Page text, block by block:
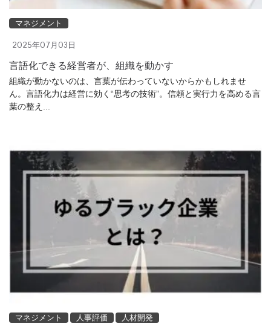
マネジメント
2025年07月03日
言語化できる経営者が、組織を動かす
組織が動かないのは、言葉が伝わっていないからかもしれませ
ん。言語化力は経営に効く“思考の技術”。信頼と実行力を高める言
葉の整え...
マネジメント 人事評価 人材開発